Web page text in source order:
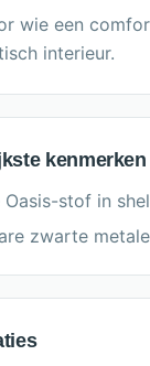
wie een
interieur.
kenmerken
Oasis-stof in
zwarte